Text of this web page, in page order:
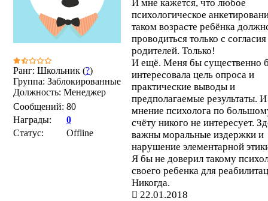
Ранг: Школьник (?)
Группа: Заблокированные
Должность: Менеджер
Сообщений: 80
Награды:
0
Статус:
Offline
И мне кажется, что любое
психологическое
таком возрасте ребёнка
проводиться только с согласия
родителей. Только!
И ещё. Меня бы существенно
интересовала цель опроса и
практические выводы и
предполагаемые результаты. И
мнение психолога по
счёту никого не интересует.
важны моральные издержки и
нарушение элементарной
Я бы не доверил такому
своего ребенка для
Никогда.
22.01.2018